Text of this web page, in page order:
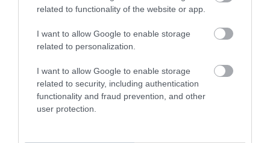
related to functionality of the website or app.
I want to allow Google to enable storage
related to personalization.
I want to allow Google to enable storage
related to security, including authentication
functionality and fraud prevention, and other
user protection.
A TERMÉSZET NEM SZERETI
VÁLTOZATOS NÖVÉNYZET
ASZÁLY IDEJÉN IS OKOSABB
STRATÉGIA
2026-07-31
MEGINT FINOMAN JELEZTE:
KORAI MÉG MINDENTUDÓNAK
HINNI MAGUNKAT